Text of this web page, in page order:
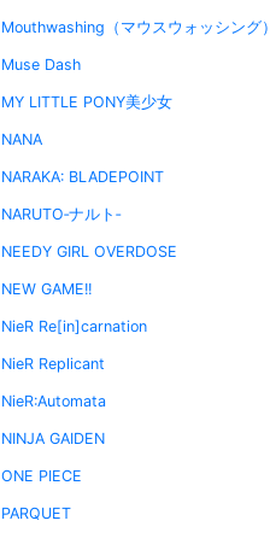
Mouthwashing（マウスウォッシング）
Muse Dash
MY LITTLE PONY美少女
NANA
NARAKA: BLADEPOINT
NARUTO‐ナルト‐
NEEDY GIRL OVERDOSE
NEW GAME!!
NieR Re[in]carnation
NieR Replicant
NieR:Automata
NINJA GAIDEN
ONE PIECE
PARQUET